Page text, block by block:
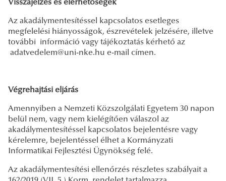
Visszajelzés és elérhetőségek
Az akadálymentesítéssel kapcsolatos esetleges
megfelelési hiányosságok, észrevételek jelzésére, illetve
további információ vagy tájékoztatás kérhető az
adatvedelem@uni-nke.hu e-mail címen.
Végrehajtási eljárás
Amennyiben a Nemzeti Közszolgálati Egyetem 30 napon
belül nem, vagy nem kielégítően válaszol az
akadálymentesítéssel kapcsolatos bejelentésre vagy
kérelemre, bejelentéssel élhet a Kormányzati
Informatikai Fejlesztési Ügynökség felé.
Az akadálymentesítési ellenőrzés részletes szabályait a